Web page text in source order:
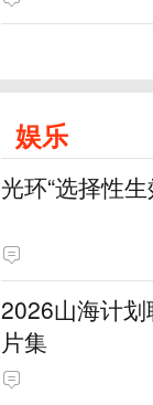
娱乐
光环“选择性
2026山海计
片集